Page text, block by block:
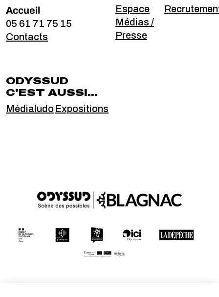
Accueil
05 61 71 75 15
Contacts
Espace
Médias /
Presse
ODYSSUD
C'EST AUSSI...
MédialudoExpositions